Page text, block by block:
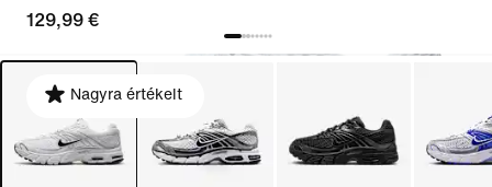
129,99 €
Nagyra értékelt